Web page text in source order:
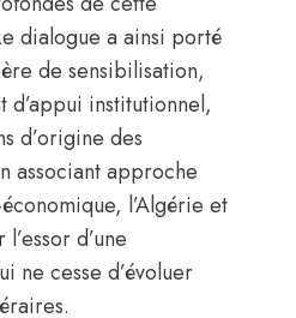
dialogue a ainsi porté
de sensibilisation,
institutionnel,
d’origine des
associant approche
l’Algérie et
d’une
ne cesse d’évoluer